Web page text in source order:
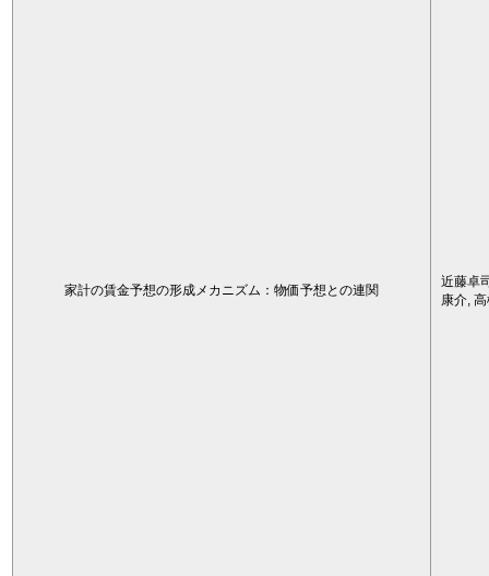
家計の賃金予想の形成メカニズム：物価予想との連関
近藤卓
康介,